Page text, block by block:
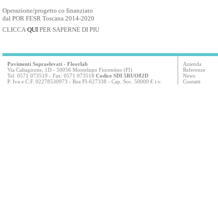
Operazione/progetto co finanziato
dal POR FESR Toscana 2014-2020
CLICCA QUI PER SAPERNE DI PIU
Pavimenti Sopraelevati - Floorlab
Via Caltagirone, 1D - 50056 Montelupo Fiorentino (FI)
Tel: 0571 073519 - Fax: 0571 073518 Codice SDI 5RUO82D
P. Iva e C.F. 02278530973 - Rea FI-627338 - Cap. Soc. 50000 € i.v.
Azienda
Referenze
News
Contatti